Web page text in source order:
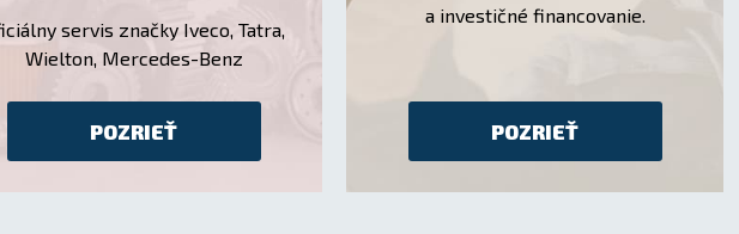
servis značky Iveco, Tatra,
Wielton, Mercedes-Benz
POZRIEŤ
a investičné financovanie.
POZRIEŤ